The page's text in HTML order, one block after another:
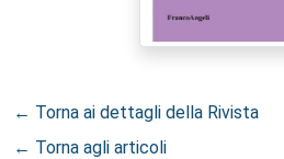
← Torna ai dettagli della Rivista
← Torna agli articoli